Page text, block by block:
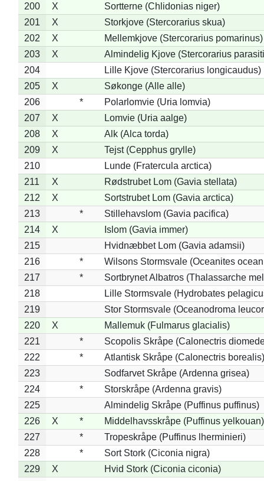
200
X
Sortterne (Chlidonias niger)
201
X
Storkjove (Stercorarius skua)
202
X
Mellemkjove (Stercorarius pomarinus)
203
X
Almindelig Kjove (Stercorarius
204
Lille Kjove (Stercorarius longicaudus)
205
X
Søkonge (Alle alle)
206
*
Polarlomvie (Uria lomvia)
207
X
Lomvie (Uria aalge)
208
X
Alk (Alca torda)
209
X
Tejst (Cepphus grylle)
210
Lunde (Fratercula arctica)
211
X
Rødstrubet Lom (Gavia stellata)
212
X
Sortstrubet Lom (Gavia arctica)
213
*
Stillehavslom (Gavia pacifica)
214
X
Islom (Gavia immer)
215
Hvidnæbbet Lom (Gavia adamsii)
216
*
Wilsons Stormsvale (Oceanites
217
*
Sortbrynet Albatros (Thalassarche
218
Lille Stormsvale (Hydrobates
219
Stor Stormsvale (Oceanodroma
220
X
Mallemuk (Fulmarus glacialis)
221
*
Scopolis Skråpe (Calonectris
222
*
Atlantisk Skråpe (Calonectris borealis)
223
Sodfarvet Skråpe (Ardenna grisea)
224
*
Storskråpe (Ardenna gravis)
225
Almindelig Skråpe (Puffinus puffinus)
226
X *
Middelhavsskråpe (Puffinus yelkouan)
227
*
Tropeskråpe (Puffinus lherminieri)
228
*
Sort Stork (Ciconia nigra)
229
X
Hvid Stork (Ciconia ciconia)